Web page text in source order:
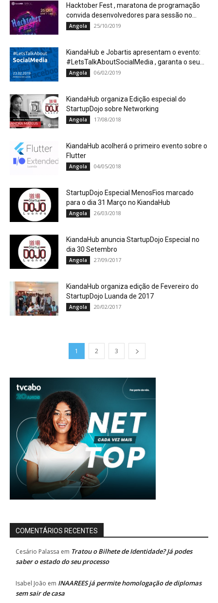
Hacktober Fest , maratona de programação
convida desenvolvedores para sessão no...
Angola 25/10/2019
KiandaHub e Jobartis apresentam o evento:
#LetsTalkAboutSocialMedia , garanta o seu...
Angola 06/02/2019
KiandaHub organiza Edição especial do
StartupDojo sobre Networking
Angola 17/08/2018
KiandaHub acolherá o primeiro evento sobre o
Flutter
Angola 04/05/2018
StartupDojo Especial MenosFios marcado
para o dia 31 Março no KiandaHub
Angola 26/03/2018
KiandaHub anuncia StartupDojo Especial no
dia 30 Setembro
Angola 27/09/2017
KiandaHub organiza edição de Fevereiro do
StartupDojo Luanda de 2017
Angola 20/02/2017
1 2 3
COMENTÁRIOS RECENTES
Cesário Palassa em Tratou o Bilhete de Identidade? Já podes
saber o estado do seu processo
Isabel João em INAAREES já permite homologação de diplomas
sem sair de casa